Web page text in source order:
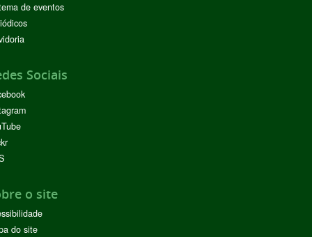
de eventos
Sociais
o site
do site